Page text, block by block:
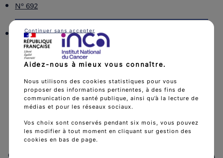
N° 692
N° 691
FAQ
Quelles sont les différentes rubriques de
Aidez-nous à mieux vous connaître.
Nous utilisons des cookies statistiques pour vous
proposer des informations pertinentes, à des fins de
communication de santé publique, ainsi qu’à la lecture de
médias et pour les réseaux sociaux.
Vos choix sont conservés pendant six mois, vous pouvez
les modifier à tout moment en cliquant sur gestion des
cookies en bas de page.
Continuer sans accepter